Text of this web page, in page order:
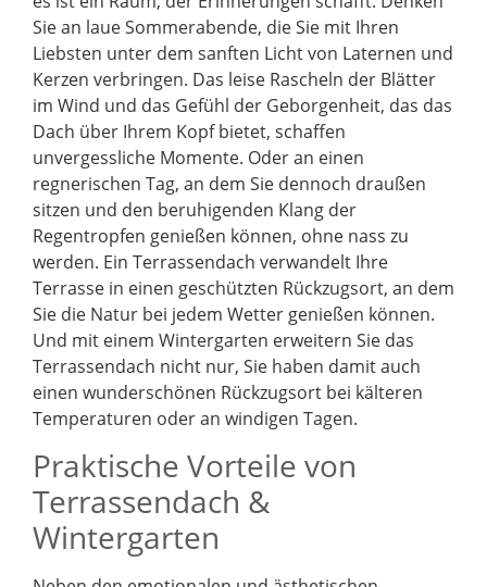
Sie an laue Sommerabende, die Sie mit Ihren
Liebsten unter dem sanften Licht von Laternen und
Kerzen verbringen. Das leise Rascheln der Blätter
im Wind und das Gefühl der Geborgenheit, das das
Dach über Ihrem Kopf bietet, schaffen
unvergessliche Momente. Oder an einen
regnerischen Tag, an dem Sie dennoch draußen
sitzen und den beruhigenden Klang der
Regentropfen genießen können, ohne nass zu
werden. Ein Terrassendach verwandelt Ihre
Terrasse in einen geschützten Rückzugsort, an dem
Sie die Natur bei jedem Wetter genießen können.
Und mit einem Wintergarten erweitern Sie das
Terrassendach nicht nur, Sie haben damit auch
einen wunderschönen Rückzugsort bei kälteren
Temperaturen oder an windigen Tagen.
Praktische Vorteile von
Terrassendach &
Wintergarten